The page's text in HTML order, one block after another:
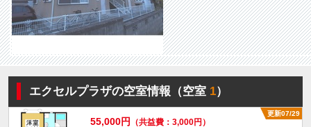
エクセルプラザの空室情報（空室1）
更新07/29
55,000円
（共益費：3,000円）